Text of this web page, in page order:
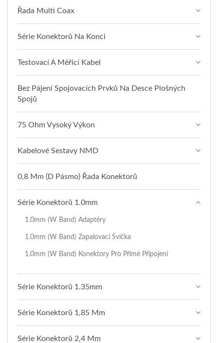
Řada Multi Coax
Série Konektorů Na Konci
Testovací A Měřicí Kabel
Bez Pájení Spojovacích Prvků Na Desce Plošných
Spojů
75 Ohm Vysoký Výkon
Kabelové Sestavy NMD
0,8 Mm (D Pásmo) Řada Konektorů
Série Konektorů 1.0mm
1.0mm (W Band) Adaptéry
1.0mm (W Band) Zapalovací Svíčka
1.0mm (W Band) Konektory Pro Přímé Připojení
Série Konektorů 1.35mm
Série Konektorů 1,85 Mm
Série Konektorů 2,4 Mm